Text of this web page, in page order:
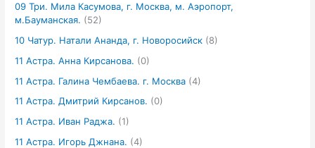
09 Три. Мила Касумова, г. Москва, м. Аэропорт,
м.Бауманская. (52)
10 Чатур. Натали Ананда, г. Новоросийск (8)
11 Астра. Анна Кирсанова. (0)
11 Астра. Галина Чембаева. г. Москва (4)
11 Астра. Дмитрий Кирсанов. (0)
11 Астра. Иван Раджа. (1)
11 Астра. Игорь Джнана. (4)